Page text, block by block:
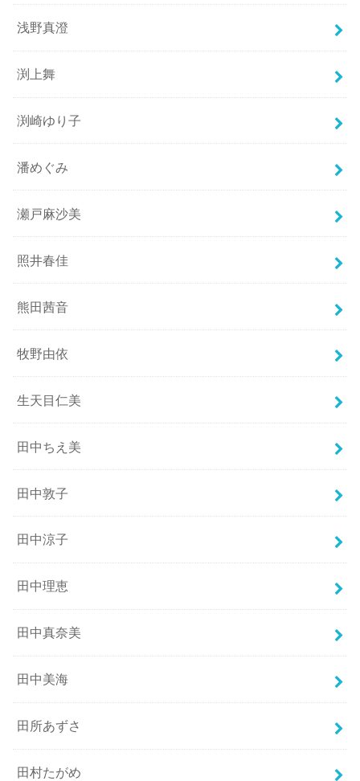
浅野真澄
渕上舞
渕崎ゆり子
潘めぐみ
瀬戸麻沙美
照井春佳
熊田茜音
牧野由依
生天目仁美
田中ちえ美
田中敦子
田中涼子
田中理恵
田中真奈美
田中美海
田所あずさ
田村たがめ